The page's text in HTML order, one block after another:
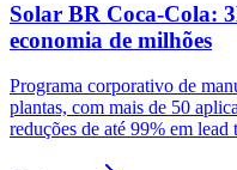
Solar BR Coca-Cola:
economia de milhões
Programa corporativo de
plantas, com mais de 50
reduções de até 99% em